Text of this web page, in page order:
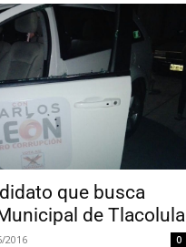
que busca
de Tlacolula
2016 0